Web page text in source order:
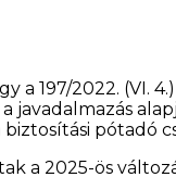
197/2022. (VI.
pótadó
a 2025-ös